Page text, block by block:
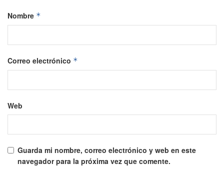
Nombre *
Correo electrónico *
Web
Guarda mi nombre, correo electrónico y web en este
navegador para la próxima vez que comente.